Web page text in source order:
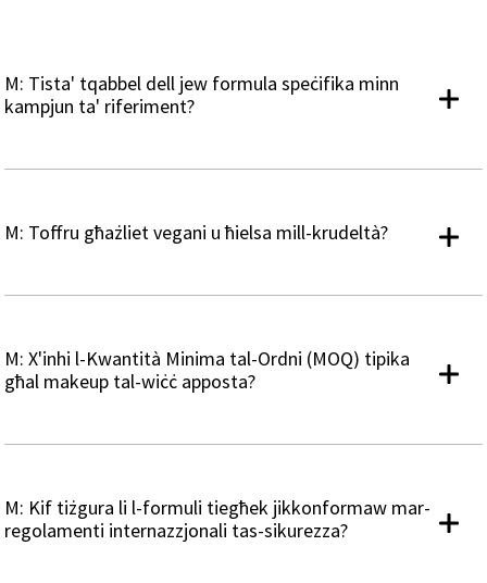
M: Tista' tqabbel dell jew formula speċifika minn
kampjun ta' riferiment?
M: Toffru għażliet vegani u ħielsa mill-krudeltà?
M: X'inhi l-Kwantità Minima tal-Ordni (MOQ) tipika
għal makeup tal-wiċċ apposta?
M: Kif tiżgura li l-formuli tiegħek jikkonformaw mar-
regolamenti internazzjonali tas-sikurezza?